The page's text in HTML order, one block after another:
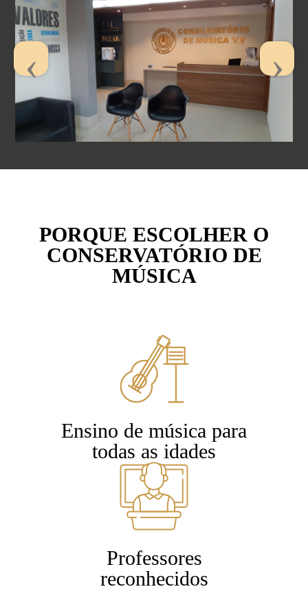
PORQUE ESCOLHER O
CONSERVATÓRIO DE
MÚSICA
Ensino de música para
todas as idades
Professores
reconhecidos